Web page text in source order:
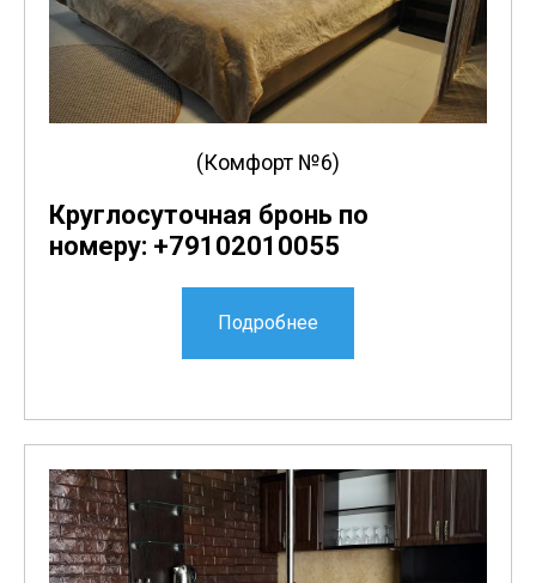
(Комфорт №6)
Круглосуточная бронь по
номеру: +79102010055
Подробнее